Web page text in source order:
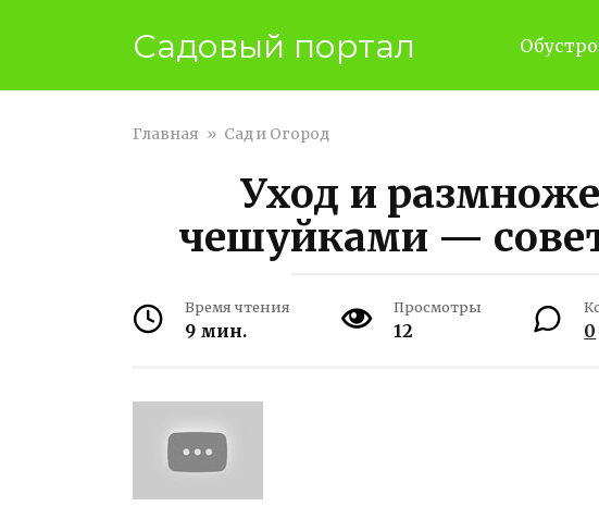
Садовый портал
Главная » Сад и Огород
Уход и
чешуйками —
Время чтения
9 мин.
Просмотры
12 0